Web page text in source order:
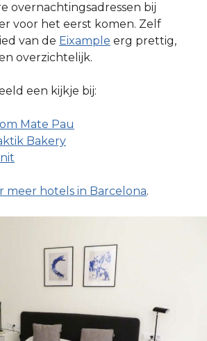
overnachtingsadressen bij
voor het eerst komen. Zelf
van de Eixample erg prettig,
overzichtelijk.
een kijkje bij:
Mate Pau
Bakery
meer hotels in Barcelona.